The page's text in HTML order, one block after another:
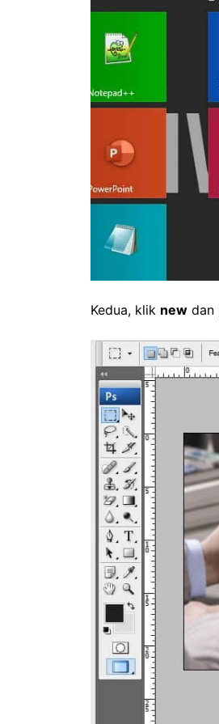
Kedua, klik new dan